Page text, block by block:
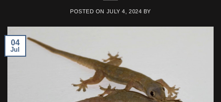
POSTED ON JULY 4, 2024 BY
04
Jul